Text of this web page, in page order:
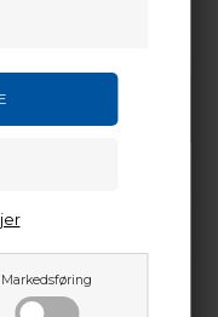
Markedsføring